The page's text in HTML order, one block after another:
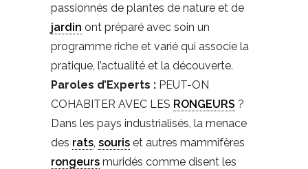
passionnés de plantes de nature et de
jardin ont préparé avec soin un
programme riche et varié qui associe la
pratique, l’actualité et la découverte.
Paroles d’Experts : PEUT-ON
COHABITER AVEC LES RONGEURS ?
Dans les pays industrialisés, la menace
des rats souris et autres mammifères
rongeurs muridés comme disent les